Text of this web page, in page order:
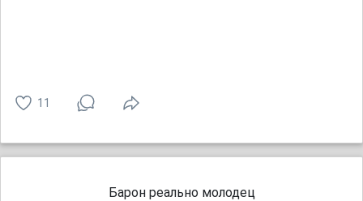
11
Барон реально молодец